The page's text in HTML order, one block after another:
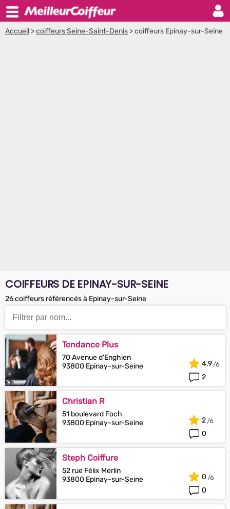
Accueil >coiffeurs Seine-Saint-Denis >coiffeurs Epinay-sur-Seine
COIFFEURS DE EPINAY-SUR-SEINE
26 coiffeurs référencés à Epinay-sur-Seine
Tendance Plus
70 Avenue d'Enghien
93800 Epinay-sur-Seine
2
4.9
Christian R
51 boulevard Foch
93800 Epinay-sur-Seine
0
2
Steph Coiffure
52 rue Félix Merlin
93800 Epinay-sur-Seine
0
0